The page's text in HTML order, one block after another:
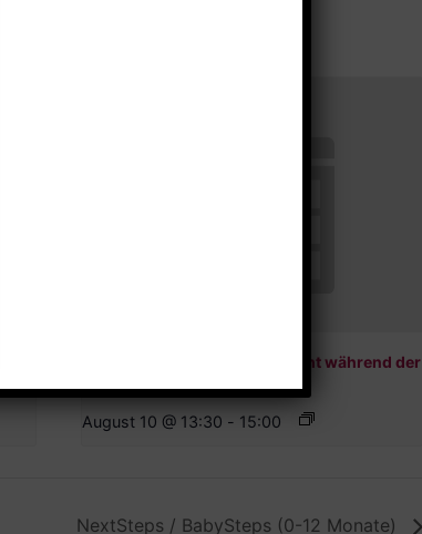
Hausaufgabenbetreuung (nicht während der
Ferien)
August 10 @ 13:30 - 15:00
NextSteps / BabySteps (0-12 Monate)